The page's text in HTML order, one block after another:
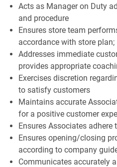
Acts as Manager on Duty
and procedure
Ensures store team
accordance with store
Addresses immediate
provides appropriate
Exercises discretion
to satisfy customers
Maintains accurate
for a positive customer
Ensures Associates
Ensures opening/closing
according to company
Communicates accurately